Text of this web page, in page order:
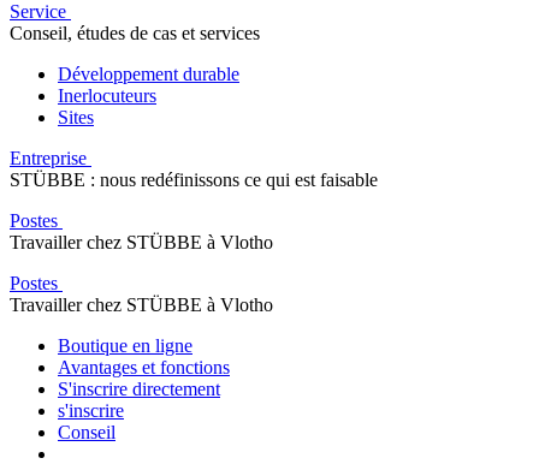
Service
Conseil, études de cas et services
Développement durable
Inerlocuteurs
Sites
Entreprise
STÜBBE : nous redéfinissons ce qui est faisable
Postes
Travailler chez STÜBBE à Vlotho
Postes
Travailler chez STÜBBE à Vlotho
Boutique en ligne
Avantages et fonctions
S'inscrire directement
s'inscrire
Conseil